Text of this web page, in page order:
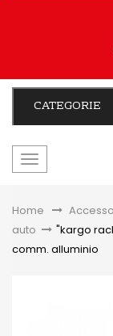
CATEGORIE
navigazione
Home &gt;
auto > "kargo
comm. alluminio